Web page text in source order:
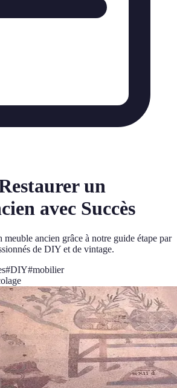
un
avec Succès
meuble ancien grâce à notre guide étape par
de DIY et de vintage.
#DIY#mobilier